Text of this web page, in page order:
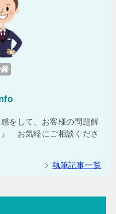
をして、お客様の問題解
お気軽にご相談くださ
執筆記事一覧